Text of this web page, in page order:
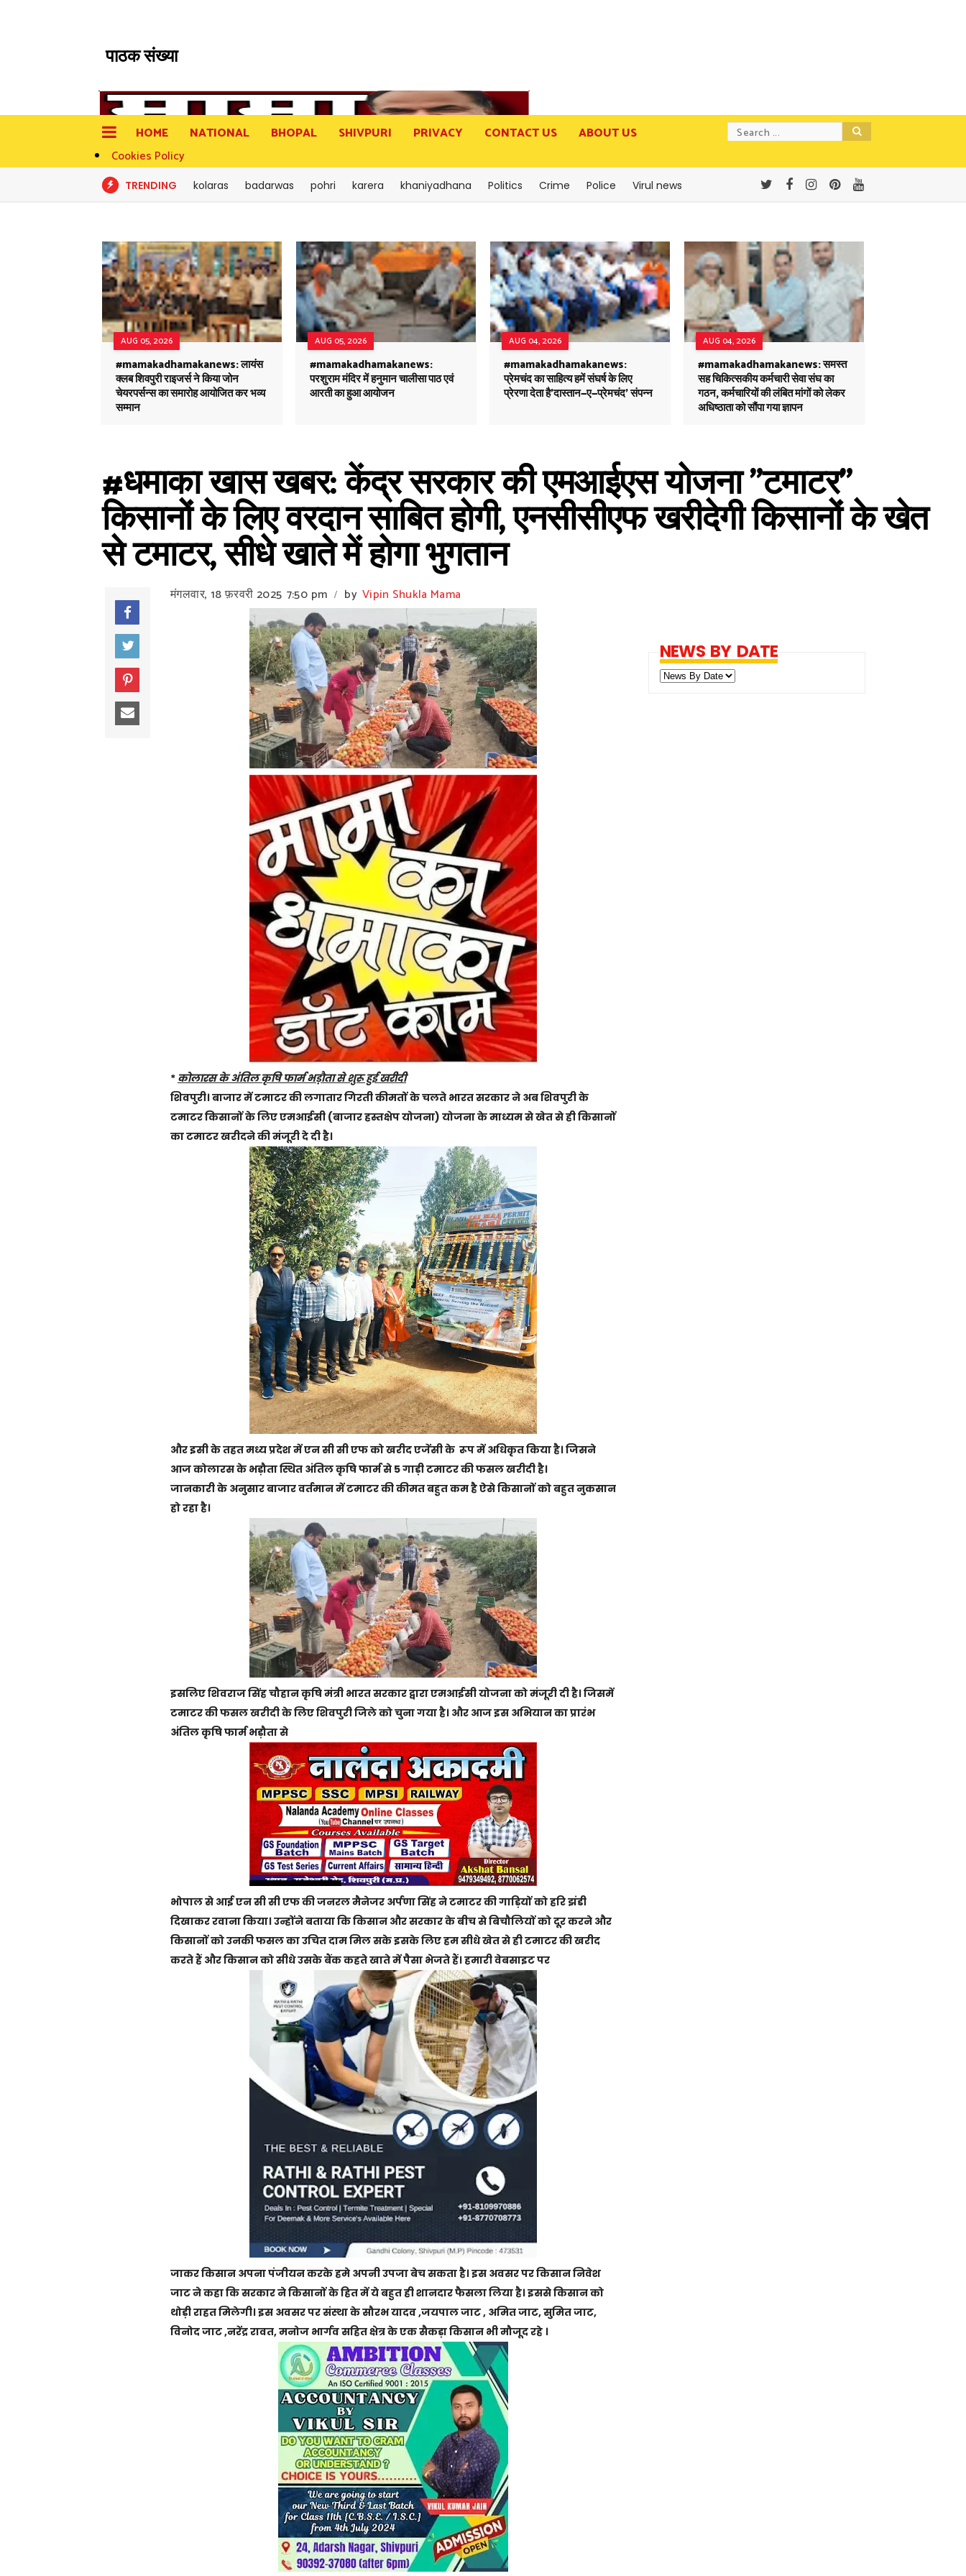
पाठक संख्या
HOME NATIONAL BHOPAL SHIVPURI PRIVACY CONTACT US
ABOUT US
Cookies Policy
TRENDING kolaras badarwas pohri karera khaniyadhana Politics Crime Police Virul news
AUG 05, 2026
#mamakadhamakanews: लायंस
क्लब शिवपुरी राइजर्स ने किया जोन
चेयरपर्सन्स का समारोह आयोजित कर भव्य
सम्मान
AUG 05, 2026
#mamakadhamakanews:
परशुराम मंदिर में हनुमान चालीसा पाठ एवं
आरती का हुआ आयोजन
AUG 04, 2026
#mamakadhamakanews:
प्रेमचंद का साहित्य हमें संघर्ष के लिए
प्रेरणा देता है'दास्तान—ए—प्रेमचंद' संपन्न
AUG 04, 2026
#mamakadhamakanews: समस्त
सह चिकित्सकीय कर्मचारी सेवा संघ का
गठन, कर्मचारियों की लंबित मांगों को लेकर
अधिष्ठाता को सौंपा गया ज्ञापन
#धमाका खास खबर: केंद्र सरकार की एमआईएस योजना "टमाटर"
किसानों के लिए वरदान साबित होगी, एनसीसीएफ खरीदेगी किसानों के खेत
से टमाटर, सीधे खाते में होगा भुगतान
मंगलवार, 18 फ़रवरी 2025 7:50 pm / by Vipin Shukla Mama
* कोलारस के अंतिल कृषि फार्म भड़ौता से शुरू हुई खरीदी
शिवपुरी। बाजार में टमाटर की लगातार गिरती कीमतों के चलते भारत सरकार ने अब शिवपुरी के
टमाटर किसानों के लिए एमआईसी (बाजार हस्तक्षेप योजना) योजना के माध्यम से खेत से ही किसानों
का टमाटर खरीदने की मंजूरी दे दी है।
और इसी के तहत मध्य प्रदेश में एन सी सी एफ को खरीद एजेंसी के रूप में अधिकृत किया है। जिसने
आज कोलारस के भड़ौता स्थित अंतिल कृषि फार्म से 5 गाड़ी टमाटर की फसल खरीदी है।
जानकारी के अनुसार बाजार वर्तमान में टमाटर की कीमत बहुत कम है ऐसे किसानों को बहुत नुकसान
हो रहा है।
इसलिए शिवराज सिंह चौहान कृषि मंत्री भारत सरकार द्वारा एमआईसी योजना को मंजूरी दी है। जिसमें
टमाटर की फसल खरीदी के लिए शिवपुरी जिले को चुना गया है। और आज इस अभियान का प्रारंभ
अंतिल कृषि फार्म भड़ौता से
भोपाल से आई एन सी सी एफ की जनरल मैनेजर अर्पणा सिंह ने टमाटर की गाड़ियों को हरि झंडी
दिखाकर रवाना किया। उन्होंने बताया कि किसान और सरकार के बीच से बिचौलियों को दूर करने और
किसानों को उनकी फसल का उचित दाम मिल सके इसके लिए हम सीधे खेत से ही टमाटर की खरीद
करते हैं और किसान को सीधे उसके बैंक कहते खाते में पैसा भेजते हैं। हमारी वेबसाइट पर
जाकर किसान अपना पंजीयन करके हमे अपनी उपजा बेच सकता है। इस अवसर पर किसान निवेश
जाट ने कहा कि सरकार ने किसानों के हित में ये बहुत ही शानदार फैसला लिया है। इससे किसान को
थोड़ी राहत मिलेगी। इस अवसर पर संस्था के सौरभ यादव ,जयपाल जाट , अमित जाट, सुमित जाट,
विनोद जाट ,नरेंद्र रावत, मनोज भार्गव सहित क्षेत्र के एक सैकड़ा किसान भी मौजूद रहे ।
NEWS BY DATE